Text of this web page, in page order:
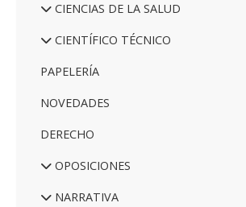
CIENCIAS DE LA SALUD
CIENTÍFICO TÉCNICO
PAPELERÍA
NOVEDADES
DERECHO
OPOSICIONES
NARRATIVA